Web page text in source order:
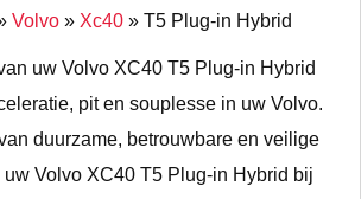
Volvo» Xc40» T5 Plug-in Hybrid
uw Volvo XC40 T5 Plug-in Hybrid
pit en souplesse in uw Volvo.
duurzame, betrouwbare en veilige
Volvo XC40 T5 Plug-in Hybrid bij